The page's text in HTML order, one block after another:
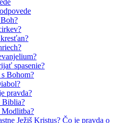
spasenie?
Bohom?
pravda?
Biblia?
Modlitba?
Ježiš Kristus? Čo je pravda o